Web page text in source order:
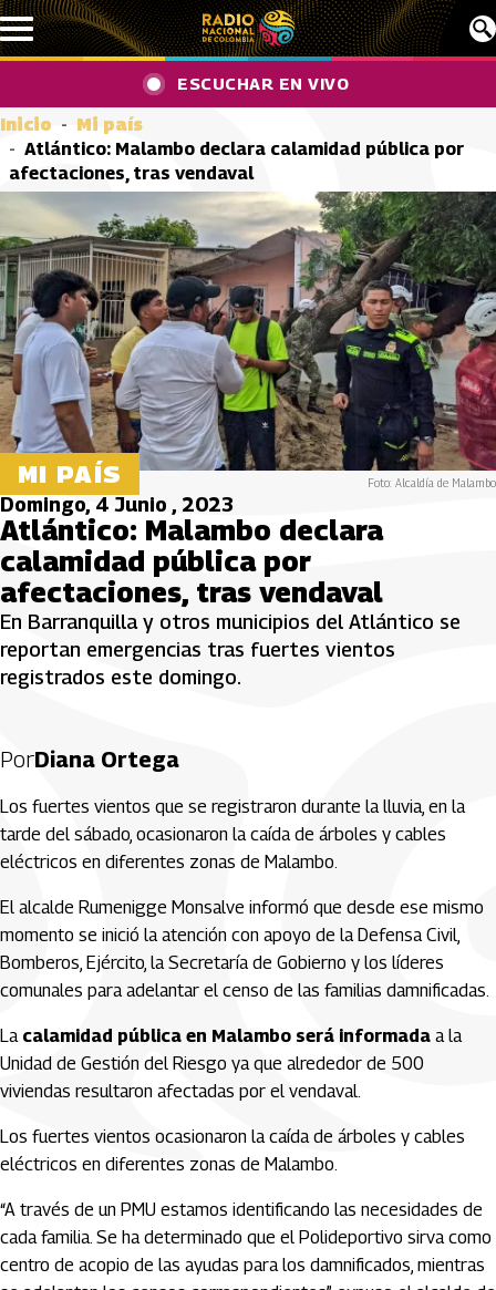
Pasar al contenido principal
ESCUCHAR EN VIVO
Inicio
Mi país
Atlántico: Malambo declara calamidad pública por
afectaciones, tras vendaval
MI PAÍS Foto: Alcaldía de Malambo
Domingo, 4 Junio , 2023
Atlántico: Malambo declara
calamidad pública por
afectaciones, tras vendaval
En Barranquilla y otros municipios del Atlántico se
reportan emergencias tras fuertes vientos
registrados este domingo.
PorDiana Ortega
Los fuertes vientos que se registraron durante la lluvia, en la
tarde del sábado, ocasionaron la caída de árboles y cables
eléctricos en diferentes zonas de Malambo.
El alcalde Rumenigge Monsalve informó que desde ese mismo
momento se inició la atención con apoyo de la Defensa Civil,
Bomberos, Ejército, la Secretaría de Gobierno y los líderes
comunales para adelantar el censo de las familias damnificadas.
La calamidad pública en Malambo será informada a la
Unidad de Gestión del Riesgo ya que alrededor de 500
viviendas resultaron afectadas por el vendaval.
Los fuertes vientos ocasionaron la caída de árboles y cables
eléctricos en diferentes zonas de Malambo.
“A través de un PMU estamos identificando las necesidades de
cada familia. Se ha determinado que el Polideportivo sirva como
centro de acopio de las ayudas para los damnificados, mientras